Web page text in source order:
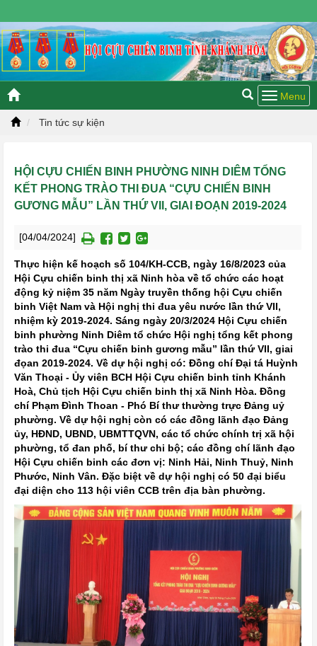
Thứ năm, 06/08/2026 19:55 GMT+7
Tin tức sự kiện
HỘI CỰU CHIẾN BINH PHƯỜNG NINH DIÊM TỔNG
KẾT PHONG TRÀO THI ĐUA “CỰU CHIẾN BINH
GƯƠNG MẪU” LẦN THỨ VII, GIAI ĐOẠN 2019-2024
[04/04/2024]
Thực hiện kế hoạch số 104/KH-CCB, ngày 16/8/2023 của
Hội Cựu chiến binh thị xã Ninh hòa về tổ chức các hoạt
động kỷ niệm 35 năm Ngày truyền thống hội Cựu chiến
binh Việt Nam và Hội nghị thi đua yêu nước lần thứ VII,
nhiệm kỳ 2019-2024. Sáng ngày 20/3/2024 Hội Cựu chiến
binh phường Ninh Diêm tổ chức Hội nghị tổng kết phong
trào thi đua “Cựu chiến binh gương mẫu” lần thứ VII, giai
đọan 2019-2024. Về dự hội nghị có: Đồng chí Đại tá Huỳnh
Văn Thoại - Ủy viên BCH Hội Cựu chiến binh tỉnh Khánh
Hoà, Chủ tịch Hội Cựu chiến binh thị xã Ninh Hòa. Đồng
chí Phạm Đình Thoan - Phó Bí thư thường trực Đảng uỷ
phường. Về dự hội nghị còn có các đồng lãnh đạo Đảng
ủy, HĐND, UBND, UBMTTQVN, các tổ chức chính trị xã hội
phường, tổ đan phố, bí thư chi bộ; các đồng chí lãnh đạo
Hội Cựu chiến binh các đơn vị: Ninh Hải, Ninh Thuỷ, Ninh
Phước, Ninh Vân. Đặc biệt về dự hội nghị có 50 đại biểu
đại diện cho 113 hội viên CCB trên địa bàn phường.